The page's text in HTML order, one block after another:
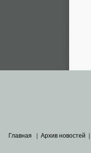
Главная Архив новостей